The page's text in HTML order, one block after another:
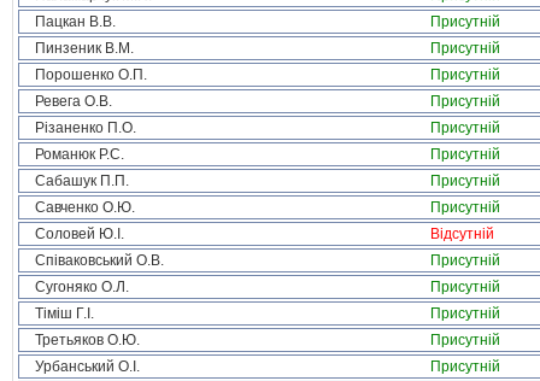
Пацкан В.В.
Присутній
Пинзеник В.М.
Присутній
Порошенко О.П.
Присутній
Ревега О.В.
Присутній
Різаненко П.О.
Присутній
Романюк Р.С.
Присутній
Сабашук П.П.
Присутній
Савченко О.Ю.
Присутній
Соловей Ю.І.
Відсутній
Співаковський О.В.
Присутній
Сугоняко О.Л.
Присутній
Тіміш Г.І.
Присутній
Третьяков О.Ю.
Присутній
Урбанський О.І.
Присутній